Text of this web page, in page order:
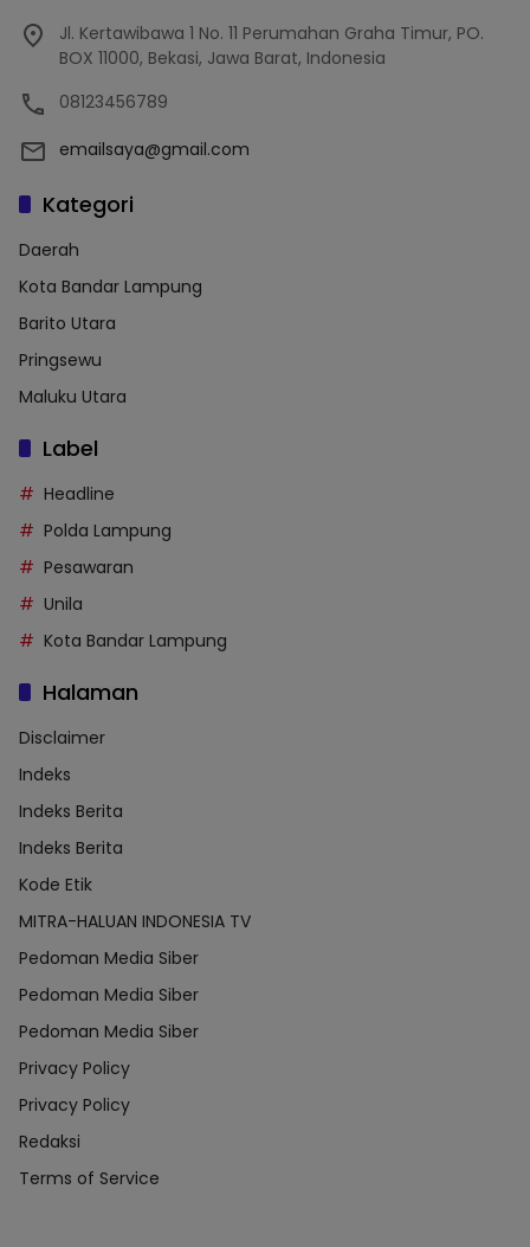
Jl. Kertawibawa 1 No. 11 Perumahan Graha Timur, PO.
BOX 11000, Bekasi, Jawa Barat, Indonesia
08123456789
emailsaya@gmail.com
Kategori
Daerah
Kota Bandar Lampung
Barito Utara
Pringsewu
Maluku Utara
Label
Headline
Polda Lampung
Pesawaran
Unila
Kota Bandar Lampung
Halaman
Disclaimer
Indeks
Indeks Berita
Indeks Berita
Kode Etik
MITRA-HALUAN INDONESIA TV
Pedoman Media Siber
Pedoman Media Siber
Pedoman Media Siber
Privacy Policy
Privacy Policy
Redaksi
Terms of Service